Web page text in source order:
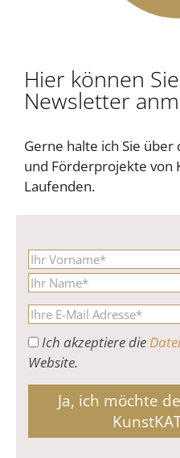
Hier können
Newsletter
Gerne halte ich Sie über
und Förderprojekte von
Laufenden.
Ich akzeptiere die
Website.